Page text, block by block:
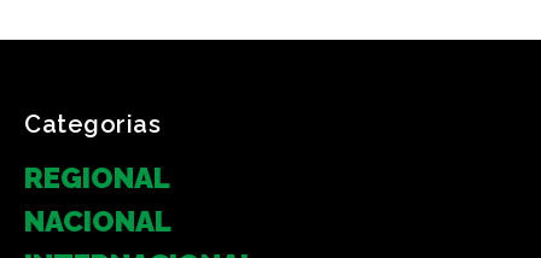
Categorias
REGIONAL
NACIONAL